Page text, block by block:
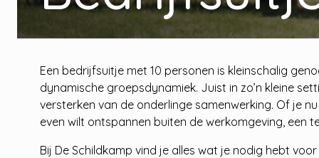
Een bedrijfsuitje met 10 personen is kleinschalig
dynamische groepsdynamiek. Juist in zo’n kleine
versterken van de onderlinge samenwerking. Of je
even wilt ontspannen buiten de werkomgeving, een
Bij De Schildkamp vind je alles wat je nodig hebt